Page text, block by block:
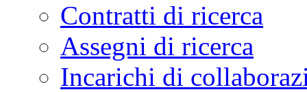
Contratti di ricerca
Assegni di ricerca
Incarichi di